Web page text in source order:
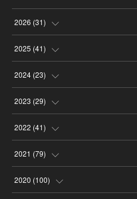
2026 (31)
(4
(8
(4
(2
2025 (41)
(4
(9
(6
(1
2024 (23)
(3
(2
(1
(3)
2023 (29)
(3
(3
(3)
2022 (41)
(6
(3)
2021 (79)
(7)
2020 (100)